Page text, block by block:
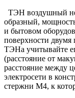
ТЭН воздушный
образный,
и бытовом
поверхности двумя
ТЭНа учитывайте
(расстояние от
расстояние между
электросети в
стержни М4, к